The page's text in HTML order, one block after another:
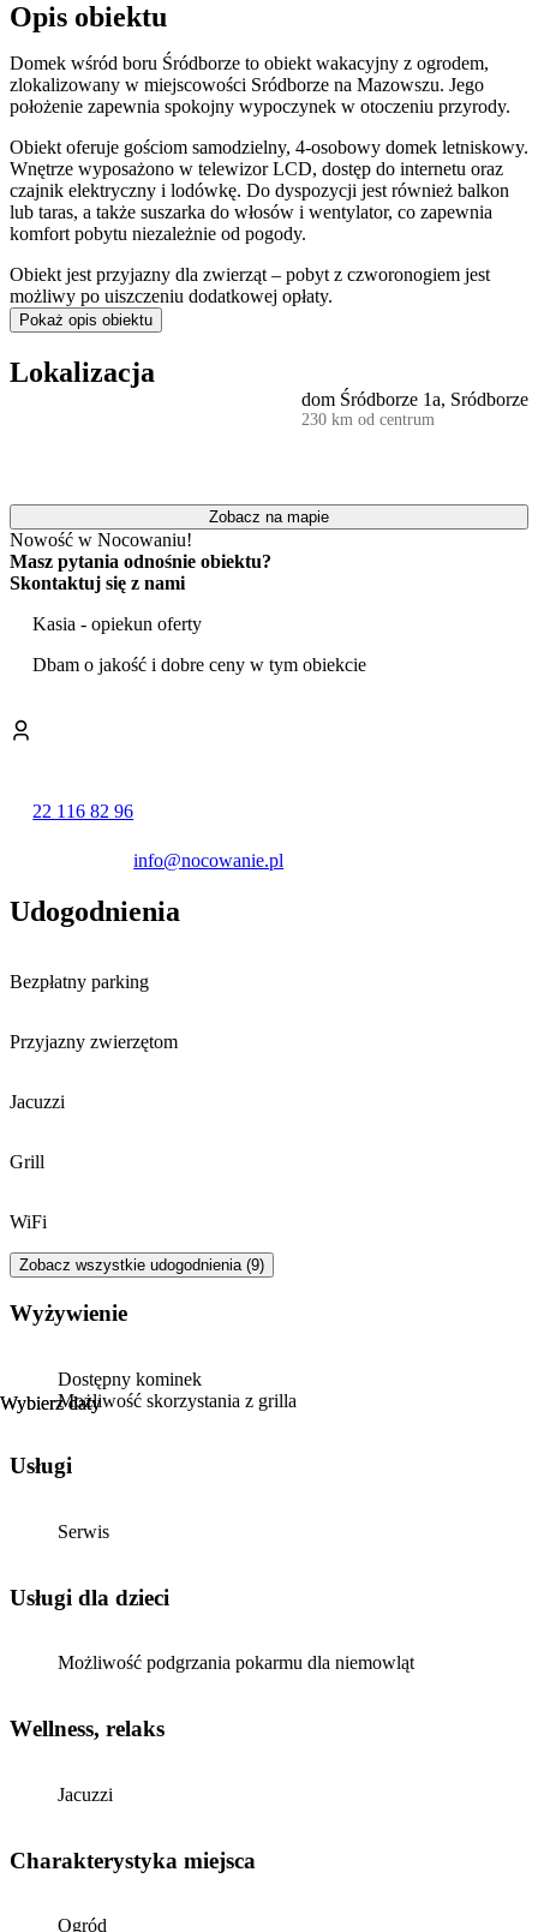
Opis obiektu
Domek wśród boru Śródborze to obiekt wakacyjny z ogrodem,
zlokalizowany w miejscowości Sródborze na Mazowszu. Jego
położenie zapewnia spokojny wypoczynek w otoczeniu przyrody.
Obiekt oferuje gościom samodzielny, 4-osobowy domek letniskowy.
Wnętrze wyposażono w telewizor LCD, dostęp do internetu oraz
czajnik elektryczny i lodówkę. Do dyspozycji jest również balkon
lub taras, a także suszarka do włosów i wentylator, co zapewnia
komfort pobytu niezależnie od pogody.
Obiekt jest przyjazny dla zwierząt – pobyt z czworonogiem jest
możliwy po uiszczeniu dodatkowej opłaty.
Na terenie posesji przygotowano specjalną strefę relaksu. Goście
mogą bezpłatnie korzystać z
miejsce do odprężenia. Dostępny jest również ogród ze sprzętem do
, co pozwala na organizację posiłków na świeżym
powietrzu. W chłodniejsze wieczory można spędzić czas przy
komfort zapewnia prywatnawanna z hydromasażemdostępna w
domku.
Zmotoryzowani goście mają zapewniony bezpłatny,
parkingbezpośrednio na terenie obiektu. Dla rodzin z małymi
dziećmi udostępniono możliwość podgrzania posiłków dla
niemowląt.
Oferta obiektu nie obejmuje wyżywienia, co daje gościom pełną
potwierdzana po dokonaniu przedpłaty w wysokości 100% wartości
rezerwacji za pomocą przelewu bankowego.
kończy o 11:00 w dniu wyjazdu. Personel obiektu komunikuje się z
gośćmi w języku polskim oraz angielskim.
Pokaż opis obiektu
Lokalizacja
dom Śródborze 1a, Sródborze
230 km od centrum
Zobacz na mapie
Nowość w Nocowaniu!
Masz pytania odnośnie obiektu?
Skontaktuj się z nami
Kasia - opiekun oferty
Dbam o jakość i dobre ceny w tym obiekcie
22 116 82 96
info@nocowanie.pl
Wybierz daty
Wybierz daty
Udogodnienia
Bezpłatny parking
Przyjazny zwierzętom
Jacuzzi
Grill
WiFi
Zobacz wszystkie udogodnienia (9)
Wyżywienie
Dostępny kominek
Możliwość skorzystania z grilla
Usługi
Serwis
usługi dla dzieci
Możliwość podgrzania pokarmu dla niemowląt
Wellness, relaks
Jacuzzi
Charakterystyka miejsca
Ogród